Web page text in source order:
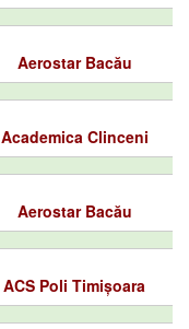
Aerostar Bacău
Academica Clinceni
Aerostar Bacău
ACS Poli Timișoara